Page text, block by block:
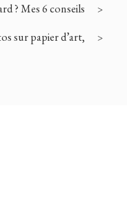
? Mes 6 conseils
sur papier d’art,